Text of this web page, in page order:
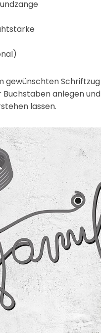
gewünschten
anlegen
lassen.